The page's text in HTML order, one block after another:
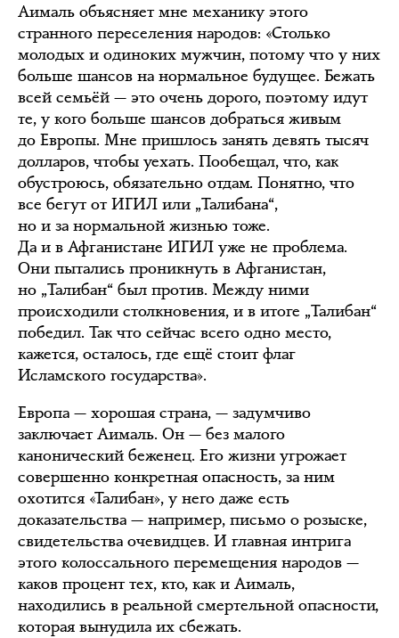
Аималь объясняет мне механику этого
странного переселения народов: «Столько
молодых и одиноких мужчин, потому что у них
больше шансов на нормальное будущее. Бежать
всей семьёй — это очень дорого, поэтому идут
те, у кого больше шансов добраться живым
до Европы. Мне пришлось занять девять тысяч
долларов, чтобы уехать. Пообещал, что, как
обустроюсь, обязательно отдам. Понятно, что
все бегут от ИГИЛ или „Талибана“,
но и за нормальной жизнью тоже.
Да и в Афганистане ИГИЛ уже не проблема.
Они пытались проникнуть в Афганистан,
но „Талибан“ был против. Между ними
происходили столкновения, и в итоге „Талибан“
победил. Так что сейчас всего одно место,
кажется, осталось, где ещё стоит флаг
Исламского государства».
Европа — хорошая страна, — задумчиво
заключает Аималь. Он — без малого
канонический беженец. Его жизни угрожает
совершенно конкретная опасность, за ним
охотится «Талибан», у него даже есть
доказательства — например, письмо о розыске,
свидетельства очевидцев. И главная интрига
этого колоссального перемещения народов —
каков процент тех, кто, как и Аималь,
находились в реальной смертельной опасности,
которая вынудила их сбежать.